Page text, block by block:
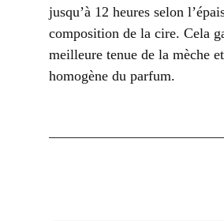
jusqu’à 12 heures selon
composition de la cire. Cela
meilleure tenue de la mèche
homogène du parfum.